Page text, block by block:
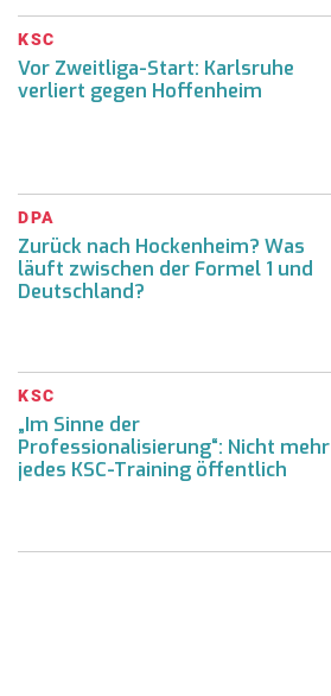
KSC
Vor Zweitliga-Start: Karlsruhe
verliert gegen Hoffenheim
DPA
Zurück nach Hockenheim? Was
läuft zwischen der Formel 1 und
Deutschland?
KSC
„Im Sinne der
Professionalisierung“: Nicht mehr
jedes KSC-Training öffentlich